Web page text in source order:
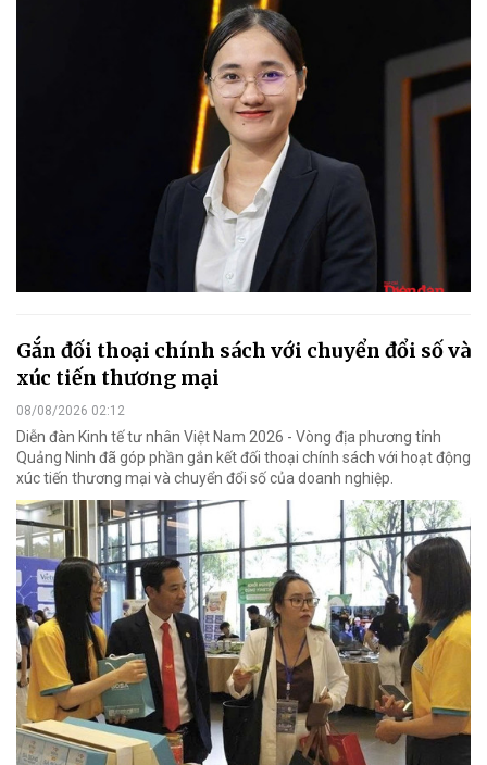
Gắn đối thoại chính sách với chuyển đổi số và
xúc tiến thương mại
08/08/2026 02:12
Diễn đàn Kinh tế tư nhân Việt Nam 2026 - Vòng địa phương tỉnh
Quảng Ninh đã góp phần gắn kết đối thoại chính sách với hoạt động
xúc tiến thương mại và chuyển đổi số của doanh nghiệp.